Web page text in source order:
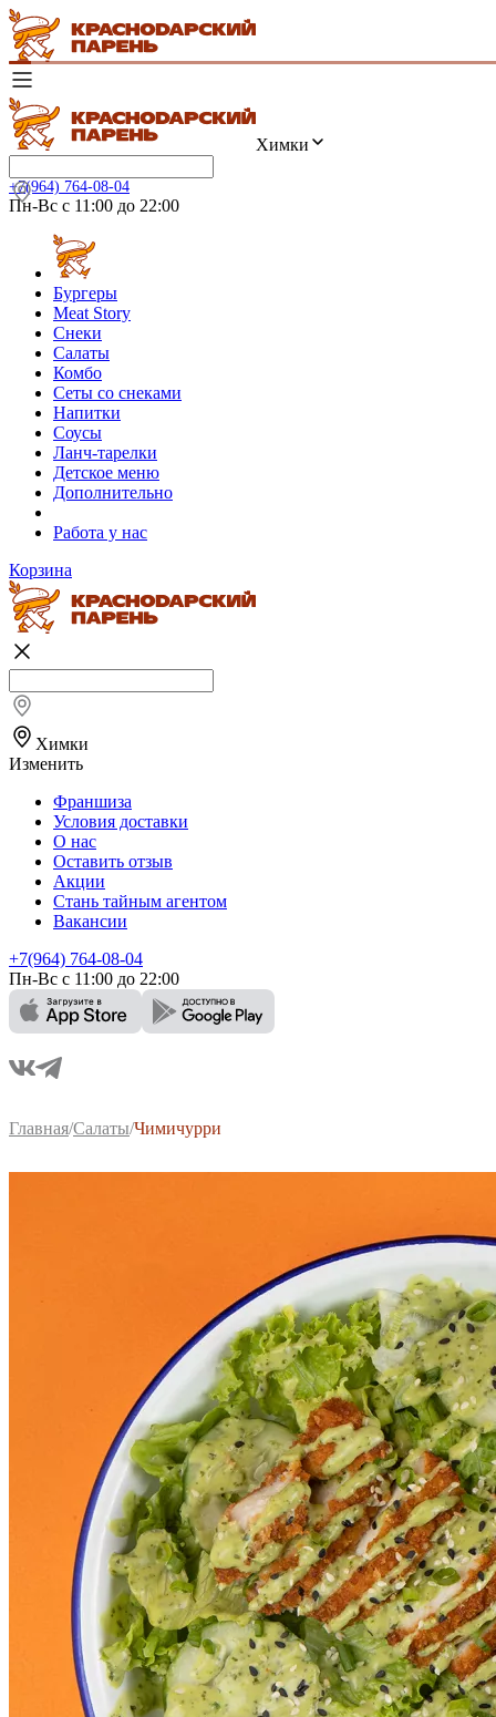
Химки
+7(964) 764-08-04
Пн-Вс с 11:00 до 22:00
Бургеры
Meat Story
Снеки
Салаты
Комбо
Сеты со снеками
Напитки
Соусы
Ланч-тарелки
Детское меню
Дополнительно
Работа у нас
Корзина
Химки
Изменить
Франшиза
Условия доставки
О нас
Оставить отзыв
Акции
Стань тайным агентом
Вакансии
+7(964) 764-08-04
Пн-Вс с 11:00 до 22:00
Главная/Салаты/Чимичурри